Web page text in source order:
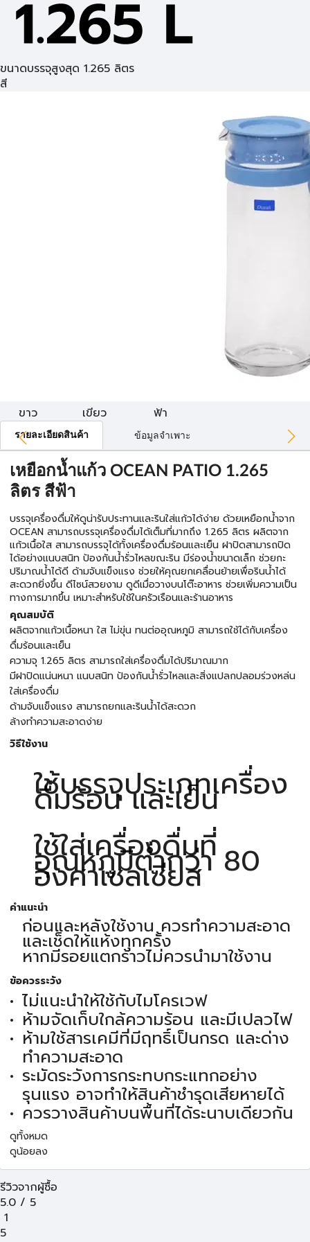
ขนาดบรรจุสูงสุด 1.265 ลิตร
สี
ขาว เขียว ฟ้า
รายละเอียดสินค้า ข้อมูลจำเพาะ
เหยือกน้ำแก้ว OCEAN PATIO 1.265
ลิตร สีฟ้า
บรรจุเครื่องดื่มให้ดูน่ารับประทานและรินใส่แก้วได้ง่าย ด้วยเหยือกน้ำจาก
OCEAN สามารถบรรจุเครื่องดื่มได้เต็มที่มากถึง 1.265 ลิตร ผลิตจาก
แก้วเนื้อใส สามารถบรรจุได้ทั้งเครื่องดื่มร้อนและเย็น ฝาปิดสามารถปิด
ได้อย่างแนบสนิท ป้องกันน้ำรั่วไหลขณะริน มีร่องน้ำขนาดเล็ก ช่วยกะ
ปริมาณน้ำได้ดี ด้ามจับแข็งแรง ช่วยให้คุณยกเคลื่อนย้ายเพื่อรินน้ำได้
สะดวกยิ่งขึ้น ดีไซน์สวยงาม ดูดีเมื่อวางบนโต๊ะอาหาร ช่วยเพิ่มความเป็น
ทางการมากขึ้น เหมาะสำหรับใช้ในครัวเรือนและร้านอาหาร
คุณสมบัติ
ผลิตจากแก้วเนื้อหนา ใส ไม่ขุ่น ทนต่ออุณหภูมิ สามารถใช้ได้กับเครื่อง
ดื่มร้อนและเย็น
ความจุ 1.265 ลิตร สามารถใส่เครื่องดื่มได้ปริมาณมาก
มีฝาปิดแน่นหนา แนบสนิท ป้องกันน้ำรั่วไหลและสิ่งแปลกปลอมร่วงหล่น
ใส่เครื่องดื่ม
ด้ามจับแข็งแรง สามารถยกและรินน้ำได้สะดวก
ล้างทำความสะอาดง่าย
วิธีใช้งาน
ใช้บรรจุประเภทเครื่อง
ดื่มร้อน และเย็น
ใช้ใส่เครื่องดื่มที่
อุณหภูมิต่ำกว่า 80
องศาเซลเซียส
คำแนะนำ
ก่อนและหลังใช้งาน ควรทำความสะอาด
และเช็ดให้แห้งทุกครั้ง
หากมีรอยแตกร้าวไม่ควรนำมาใช้งาน
ข้อควรระวัง
ไม่แนะนำให้ใช้กับไมโครเวฟ
ห้ามจัดเก็บใกล้ความร้อน และมีเปลวไฟ
ห้ามใช้สารเคมีที่มีฤทธิ์เป็นกรด และด่าง
ทำความสะอาด
ระมัดระวังการกระทบกระแทกอย่าง
รุนแรง อาจทำให้สินค้าชำรุดเสียหายได้
ควรวางสินค้าบนพื้นที่ได้ระนาบเดียวกัน
ดูทั้งหมด
ดูน้อยลง
รีวิวจากผู้ซื้อ
5.0 / 5
1
5